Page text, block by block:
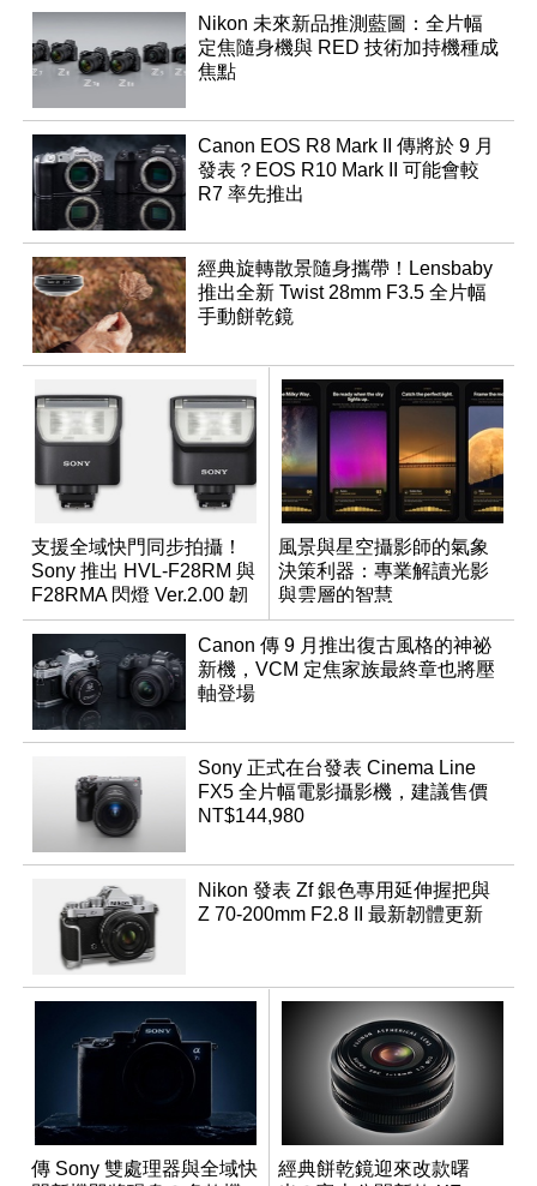
Nikon 未來新品推測藍圖：全片幅
定焦隨身機與 RED 技術加持機種成
焦點
Canon EOS R8 Mark II 傳將於 9 月
發表？EOS R10 Mark II 可能會較
R7 率先推出
經典旋轉散景隨身攜帶！Lensbaby
推出全新 Twist 28mm F3.5 全片幅
手動餅乾鏡
支援全域快門同步拍攝！
Sony 推出 HVL-F28RM 與
F28RMA 閃燈 Ver.2.00 韌
體
風景與星空攝影師的氣象
決策利器：專業解讀光影
與雲層的智慧
App「Atmos」登場
Canon 傳 9 月推出復古風格的神祕
新機，VCM 定焦家族最終章也將壓
軸登場
Sony 正式在台發表 Cinema Line
FX5 全片幅電影攝影機，建議售價
NT$144,980
Nikon 發表 Zf 銀色專用延伸握把與
Z 70-200mm F2.8 II 最新韌體更新
傳 Sony 雙處理器與全域快
經典餅乾鏡迎來改款曙